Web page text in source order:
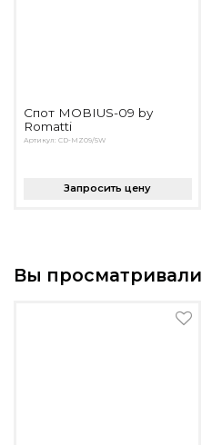
Спот MOBIUS-09 by
Romatti
Артикул: CD-MZ09/5W
Запросить цену
Вы просматривали